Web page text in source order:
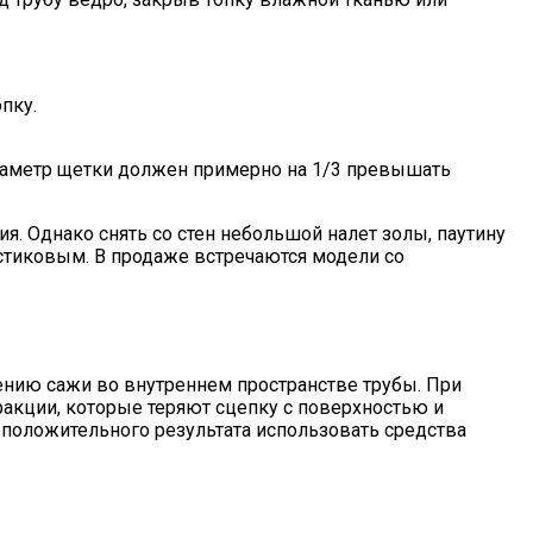
щетки должен примерно на 1/3 превышать
Однако снять со стен небольшой налет золы, паутину
В продаже встречаются модели со
сажи во внутреннем пространстве трубы. При
которые теряют сцепку с поверхностью и
результата использовать средства